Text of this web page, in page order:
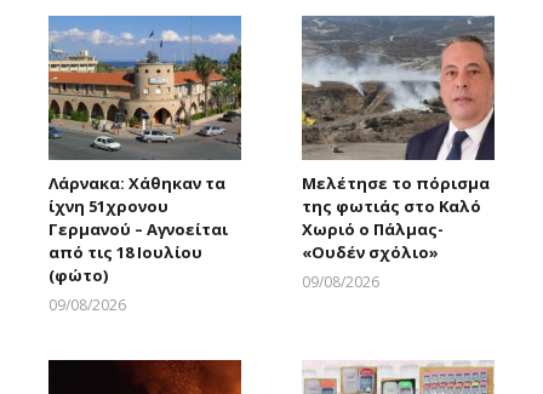
Λάρνακα: Χάθηκαν τα
ίχνη 51χρονου
Γερμανού – Αγνοείται
από τις 18 Ιουλίου
(φώτο)
09/08/2026
Μελέτησε το πόρισμα
της φωτιάς στο Καλό
Χωριό ο Πάλμας-
«Ουδέν σχόλιο»
09/08/2026